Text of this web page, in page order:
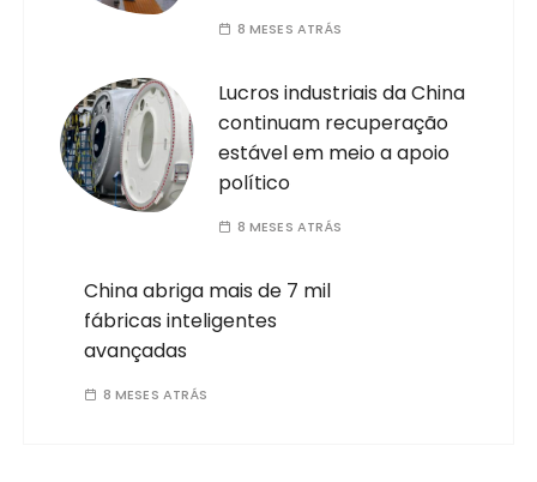
8 MESES ATRÁS
Lucros industriais da China
continuam recuperação
estável em meio a apoio
político
8 MESES ATRÁS
China abriga mais de 7 mil
fábricas inteligentes
avançadas
8 MESES ATRÁS